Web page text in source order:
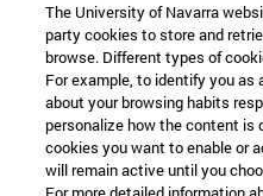
The University of Navarra
party cookies to store and
browse. Different types of
For example, to identify you as
about your browsing habits
personalize how the content is
cookies you want to enable or
will remain active until you